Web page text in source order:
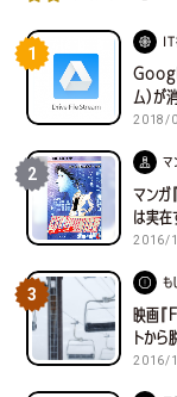
1
ム）が
2018/
2
マ
マンガ
は実在
2016/
3
も
映画『
トから
2016/